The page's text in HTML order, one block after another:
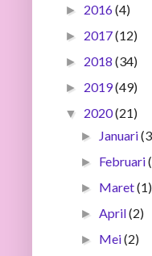
► 2016(4)
► 2017(12)
► 2018 (34)
► 2019(49)
▼ 2020(21)
► Januari
► Februari
► Maret(1)
►April(2)
► Mei(2)